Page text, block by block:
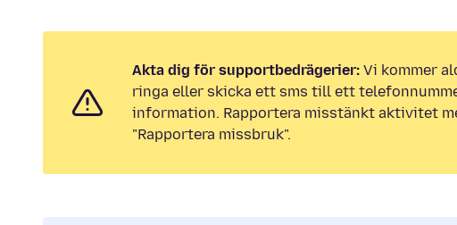
Akta dig för supportbedrägerier: Vi kommer
ringa eller skicka ett sms till ett
information. Rapportera misstänkt aktivitet
"Rapportera missbruk".